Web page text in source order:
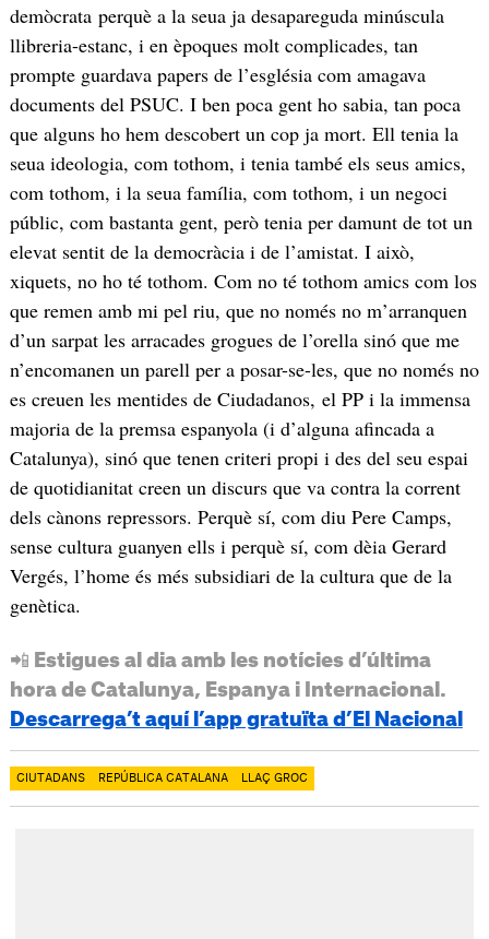
demòcrata perquè a la seua ja desapareguda minúscula
llibreria-estanc, i en èpoques molt complicades, tan
prompte guardava papers de l’església com amagava
documents del PSUC. I ben poca gent ho sabia, tan poca
que alguns ho hem descobert un cop ja mort. Ell tenia la
seua ideologia, com tothom, i tenia també els seus amics,
com tothom, i la seua família, com tothom, i un negoci
públic, com bastanta gent, però tenia per damunt de tot un
elevat sentit de la democràcia i de l’amistat. I això,
xiquets, no ho té tothom. Com no té tothom amics com los
que remen amb mi pel riu, que no només no m’arranquen
d’un sarpat les arracades grogues de l’orella sinó que me
n’encomanen un parell per a posar-se-les, que no només no
es creuen les mentides de Ciudadanos, el PP i la immensa
majoria de la premsa espanyola (i d’alguna afincada a
Catalunya), sinó que tenen criteri propi i des del seu espai
de quotidianitat creen un discurs que va contra la corrent
dels cànons repressors. Perquè sí, com diu Pere Camps,
sense cultura guanyen ells i perquè sí, com dèia Gerard
Vergés, l’home és més subsidiari de la cultura que de la
genètica.
📲 Estigues al dia amb les notícies d’última
hora de Catalunya, Espanya i Internacional.
Descarrega’t aquí l’app gratuïta d’El Nacional
CIUTADANS REPÚBLICA CATALANA LLAÇ GROC